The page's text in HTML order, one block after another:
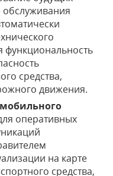
обслуживания
функциональность
средства,
движения.
мобильного
оперативных
на карте
средства,